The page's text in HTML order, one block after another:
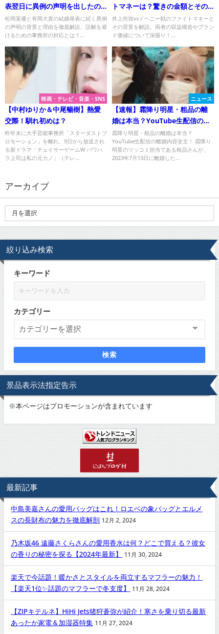
表翌日に異例の声明を出したの
はなぜか？誤解を避けるための
背景とは？
松岡茉優と有岡大貴の結婚発表に続く異例
の声明の背景と理由を徹底解説。誤解を避
けるための事務所の対応とは？...
トマネーは？驚きの金額とその
背景に迫る！
井上尚弥vsドヘニー戦のファイトマネーと
その背景を解説。両者の収益構造やブラン
ド価値について深掘り！...
映画・テレビ・音楽・SNS
【中村ゆりか＆中尾暢樹】熱愛
交際！馴れ初めは？
昨年末に大手芸能事務所「スターダストプ
ロモーション」を離れ、9日から放送され
る新ドラマ「チェイサーゲームW パワハ
ラ上司は私の元カノ」（テレ...
ニュース
【速報】霜降り明星・粗品の離
婚は本当？YouTube生配信の離
婚内容全文！理由は？お相手？
お子さんは？Twitterの反応は？
霜降り明星・粗品の離婚は本当？
YouTube生配信の離婚内容全文！ 霜降り
明星のツッコミ担当である粗品さんが、
2023年7月13日に離婚した...
アーカイブ
絞り込み検索
キーワード
カテゴリー
検索
景品表示法指定告示
※本ページはプロモーションが含まれています
最新記事
中島美嘉さんの愛用バッグはこれ！ロエベの象バッグとエルメ
スの長財布の魅力を徹底解剖 12月 2, 2024
乃木坂46 遠藤さくらさんの愛用香水は何？どこで買える？彼女
の香りの秘密を探る【2024年最新】
11月 30, 2024
楽天で今話題！暖かさとスタイルを両立するマフラーの魅力！
【楽天1位✨話題のマフラーで冬支度】
11月 28, 2024
【ZIPキテルネ】HiHi Jets猪狩蒼弥が紹介！寒さを乗り切る最新
あったか家電＆加湿器特集 11月 27, 2024